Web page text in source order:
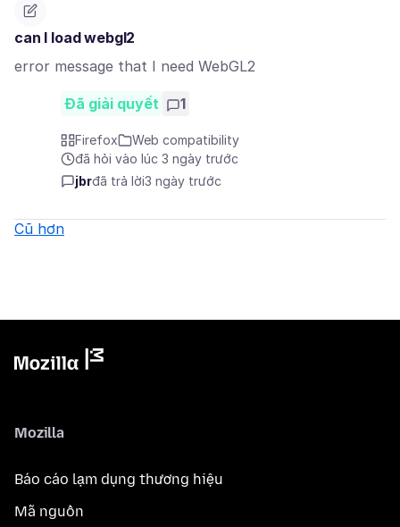
can I load webgl2
error message that I need WebGL2
Đã giải quyết 1
Firefox
Web compatibility
đã hỏi vào lúc 3 ngày trước
jbrđã trả lời3 ngày trước
Cũ hơn
Mozilla
Báo cáo lạm dụng thương hiệu
Mã nguồn